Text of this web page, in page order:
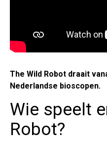
The Wild Robot draait
Nederlandse bioscopen.
Wie speelt
Robot?